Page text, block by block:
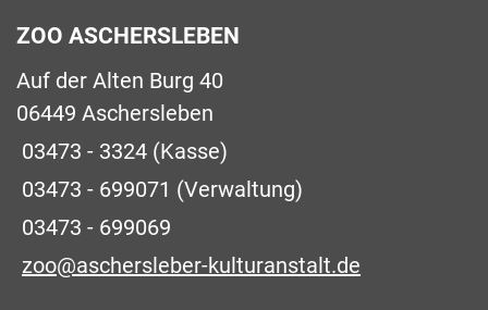
ZOO ASCHERSLEBEN
Auf der Alten Burg 40
06449 Aschersleben
03473 - 3324 (Kasse)
03473 - 699071 (Verwaltung)
03473 - 699069
zoo@aschersleber-kulturanstalt.de